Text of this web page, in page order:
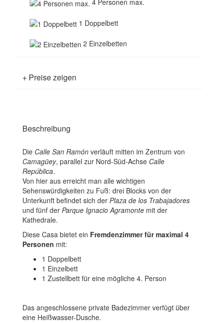
4 Personen max.
1 Doppelbett
2 Einzelbetten
+ Preise zeigen
Beschreibung
Die Calle San Ramón verläuft mitten im Zentrum von
Camagüey, parallel zur Nord-Süd-Achse Calle
República.
Von hier aus erreicht man alle wichtigen
Sehenswürdigkeiten zu Fuß: drei Blocks von der
Unterkunft befindet sich der Plaza de los Trabajadores
und fünf der Parque Ignacio Agramonte mit der
Kathedrale.
Diese Casa bietet ein Fremdenzimmer für maximal 4
Personen mit:
1 Doppelbett
1 Einzelbett
1 Zustellbett für eine mögliche 4. Person
Das angeschlossene private Badezimmer verfügt über
eine Heißwasser-Dusche.